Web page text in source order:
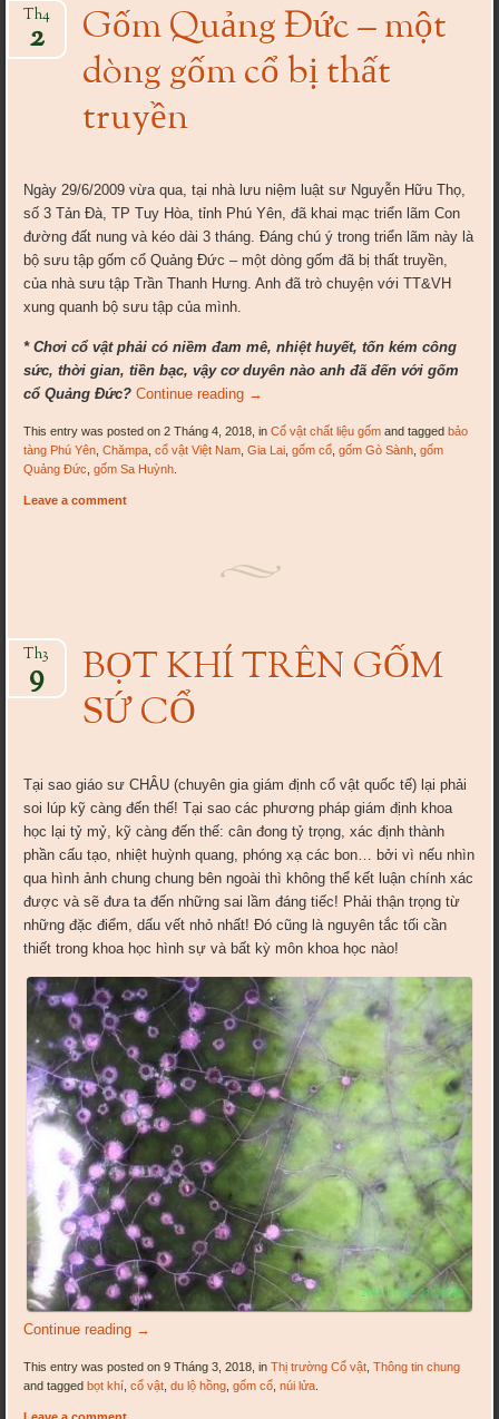
Gốm Quảng Đức – một
dòng gốm cổ bị thất
truyền
Th4
2
Ngày 29/6/2009 vừa qua, tại nhà lưu niệm luật sư Nguyễn Hữu Thọ,
số 3 Tản Đà, TP Tuy Hòa, tỉnh Phú Yên, đã khai mạc triển lãm Con
đường đất nung và kéo dài 3 tháng. Đáng chú ý trong triển lãm này là
bộ sưu tập gốm cổ Quảng Đức – một dòng gốm đã bị thất truyền,
của nhà sưu tập Trần Thanh Hưng. Anh đã trò chuyện với TT&VH
xung quanh bộ sưu tập của mình.
* Chơi cổ vật phải có niềm đam mê, nhiệt huyết, tốn kém công
sức, thời gian, tiền bạc, vậy cơ duyên nào anh đã đến với gốm
cổ Quảng Đức? Continue reading →
This entry was posted on 2 Tháng 4, 2018, inCổ vật chất liệu gốm and taggedbảo
tàng Phú Yên ,Chămpa ,cổ vật Việt Nam ,Gia Lai ,gốm cổ ,gốm Gò Sành ,gốm
Quảng Đức ,gốm Sa Huỳnh
Leave a comment
BỌT KHÍ TRÊN GỐM
SỨ CỔ
Th3
9
Tại sao giáo sư CHÂU (chuyên gia giám định cổ vật quốc tế) lại phải
soi lúp kỹ càng đến thế! Tại sao các phương pháp giám định khoa
học lại tỷ mỷ, kỹ càng đến thế: cân đong tỷ trọng, xác định thành
phần cấu tạo, nhiệt huỳnh quang, phóng xạ các bon… bởi vì nếu nhìn
qua hình ảnh chung chung bên ngoài thì không thể kết luận chính xác
được và sẽ đưa ta đến những sai lầm đáng tiếc! Phải thận trọng từ
những đặc điểm, dấu vết nhỏ nhất! Đó cũng là nguyên tắc tối cần
thiết trong khoa học hình sự và bất kỳ môn khoa học nào!
Continue reading →
This entry was posted on 9 Tháng 3, 2018, inThị trường Cổ vật ,Thông tin chung
and taggedbọt khí ,cổ vật ,du lộ hồng ,gốm cổ ,núi lửa